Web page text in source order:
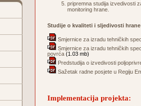
pripremna studija izvedivosti
monitoring hrane.
Studije o kvaliteti i sljedivosti
Smjernice za izradu tehničkih
Smjernice za izradu tehničkih
povrća (1.03 mb)
Predstudija o izvedivosti
Sažetak radne posjete u Regiju
Implementacija projekta: